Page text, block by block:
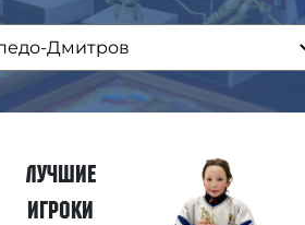
Лучшие
игроки